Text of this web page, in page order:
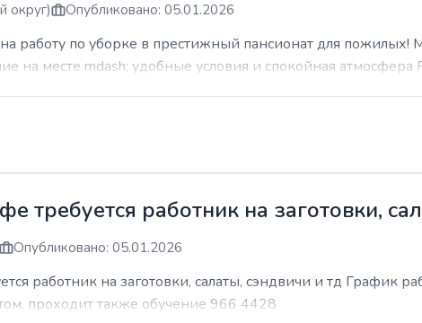
округ) Опубликовано: 05.01.2026
работу по уборке в престижный пансионат для пожилых!
на месте mdash; удобные условия и спокойная атмосфера
требуется работник на заготовки,
Опубликовано: 05.01.2026
работник на заготовки, салаты, сэндвичи и тд График
проходит также обучение 966 4428